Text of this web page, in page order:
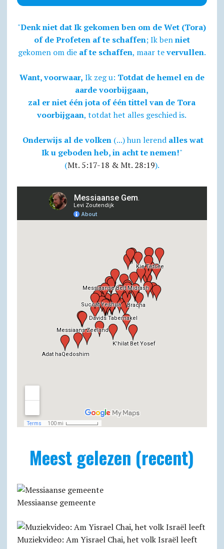
"Denk niet dat Ik gekomen ben om de Wet (Tora)
of de Profeten af te schaffen; Ik benniet
gekomen om die af te schaffen, maar tevervullen.
Want, voorwaar, Ik zeg u: Totdat de hemel en de
aarde voorbijgaan,
zal er niet één jota of één tittel van de Tora
voorbijgaan, totdat het alles geschied is.
Onderwijs al de volken(...) hun lerend alles wat
Ik u geboden heb, in acht te nemen!"
(Mt. 5:17-18 & Mt. 28:19).
Meest gelezen (recent)
Messiaanse gemeente
Muziekvideo: Am Yisrael Chai, het volk Israël leeft